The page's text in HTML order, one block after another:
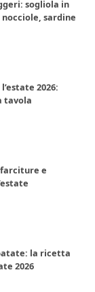
sogliola in
sardine
2026:
tavola
farciture e
la ricetta
2026